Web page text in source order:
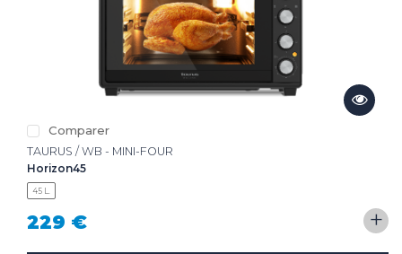
Comparer
TAURUS / WB - MINI-FOUR
Horizon45
45 L.
229 € +